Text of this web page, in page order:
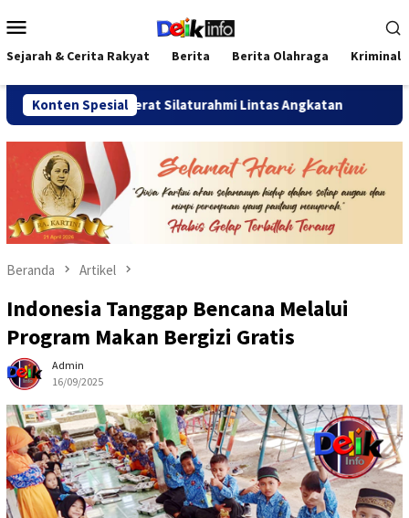
ke
kontenMobile
Sejarah & Cerita Rakyat Berita Berita Olahraga Kriminal
Konten Spesial
Pererat Silaturahmi Lintas Angkatan Jalan Sehat
Beranda Artikel
Indonesia Tanggap Bencana Melalui
Program Makan Bergizi Gratis
Admin
16/09/2025